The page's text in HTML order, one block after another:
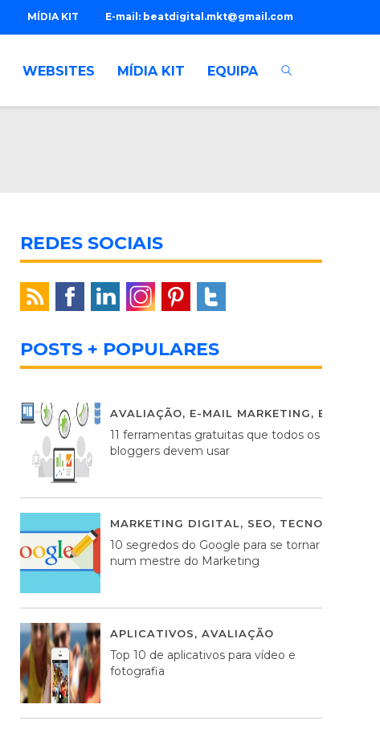
E-mail: beatdigital.mkt@gmail.com
MÍDIA KIT
WEBSITES MÍDIA KIT EQUIPA
REDES SOCIAIS
POSTS + POPULARES
AVALIAÇÃO, E-MAIL MARKETING,
11 ferramentas gratuitas que todos os
bloggers devem usar
MARKETING DIGITAL, SEO, TECNOLOGIA
10 segredos do Google para se tornar
num mestre do Marketing
APLICATIVOS, AVALIAÇÃO
Top 10 de aplicativos para vídeo e
fotografia